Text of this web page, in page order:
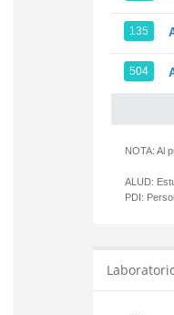
135
504
NOTA: Al
ALUD:
PDI: